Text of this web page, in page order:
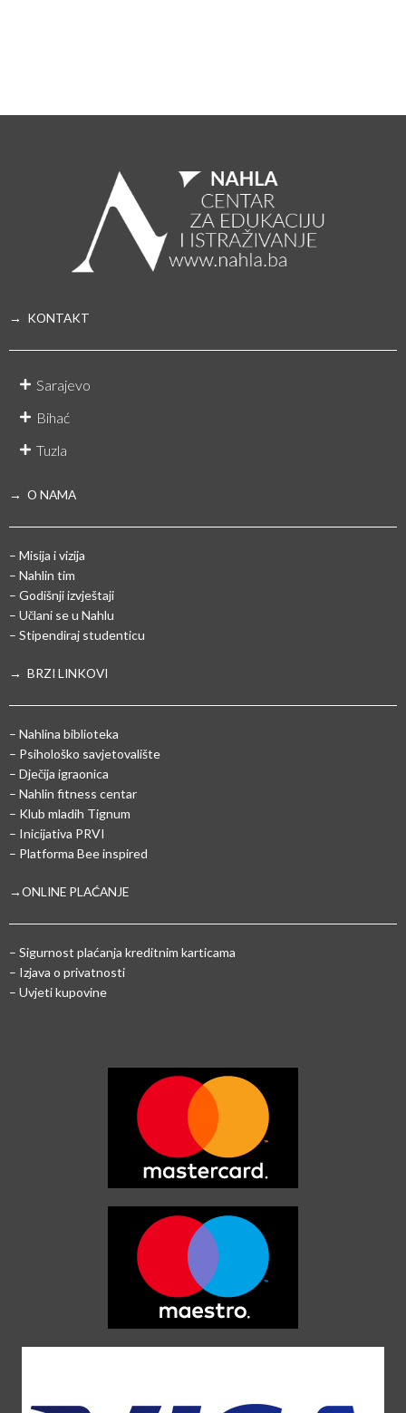
→ KONTAKT
Sarajevo
Bihać
Tuzla
→ O NAMA
– Misija i vizija
– Nahlin tim
– Godišnji izvještaji
– Učlani se u Nahlu
– Stipendiraj studenticu
→ BRZI LINKOVI
– Nahlina biblioteka
– Psihološko savjetovalište
– Dječija igraonica
– Nahlin fitness centar
– Klub mladih Tignum
– Inicijativa PRVI
– Platforma Bee inspired
→ONLINE PLAĆANJE
– Sigurnost plaćanja kreditnim karticama
– Izjava o privatnosti
– Uvjeti kupovine